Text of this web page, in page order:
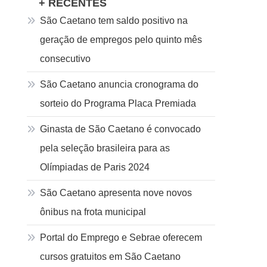
+ RECENTES
São Caetano tem saldo positivo na
geração de empregos pelo quinto mês
consecutivo
São Caetano anuncia cronograma do
sorteio do Programa Placa Premiada
Ginasta de São Caetano é convocado
pela seleção brasileira para as
Olímpiadas de Paris 2024
São Caetano apresenta nove novos
ônibus na frota municipal
Portal do Emprego e Sebrae oferecem
cursos gratuitos em São Caetano